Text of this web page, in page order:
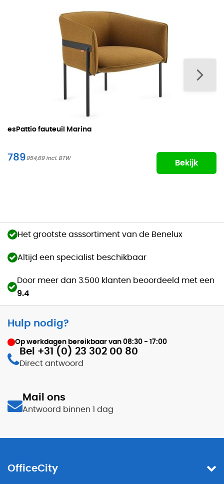
esPattio fauteuil Marina
789954,69
Bekijk
Het grootste asssortiment van de Benelux
Altijd een specialist beschikbaar
Door meer dan 3.500 klanten beoordeeld met een
9.4
Hulp nodig?
Op werkdagen bereikbaar van 08:30 - 17:00
Bel +31 (0) 23 302 00 80
Direct antwoord
Mail ons
Antwoord binnen 1 dag
OfficeCity